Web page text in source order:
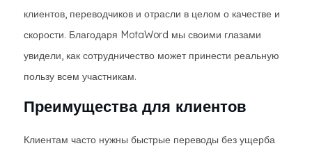
клиентов, переводчиков и отрасли в целом о качестве и
скорости. Благодаря MotaWord мы своими глазами
увидели, как сотрудничество может принести реальную
пользу всем участникам.
Преимущества для клиентов
Клиентам часто нужны быстрые переводы без ущерба